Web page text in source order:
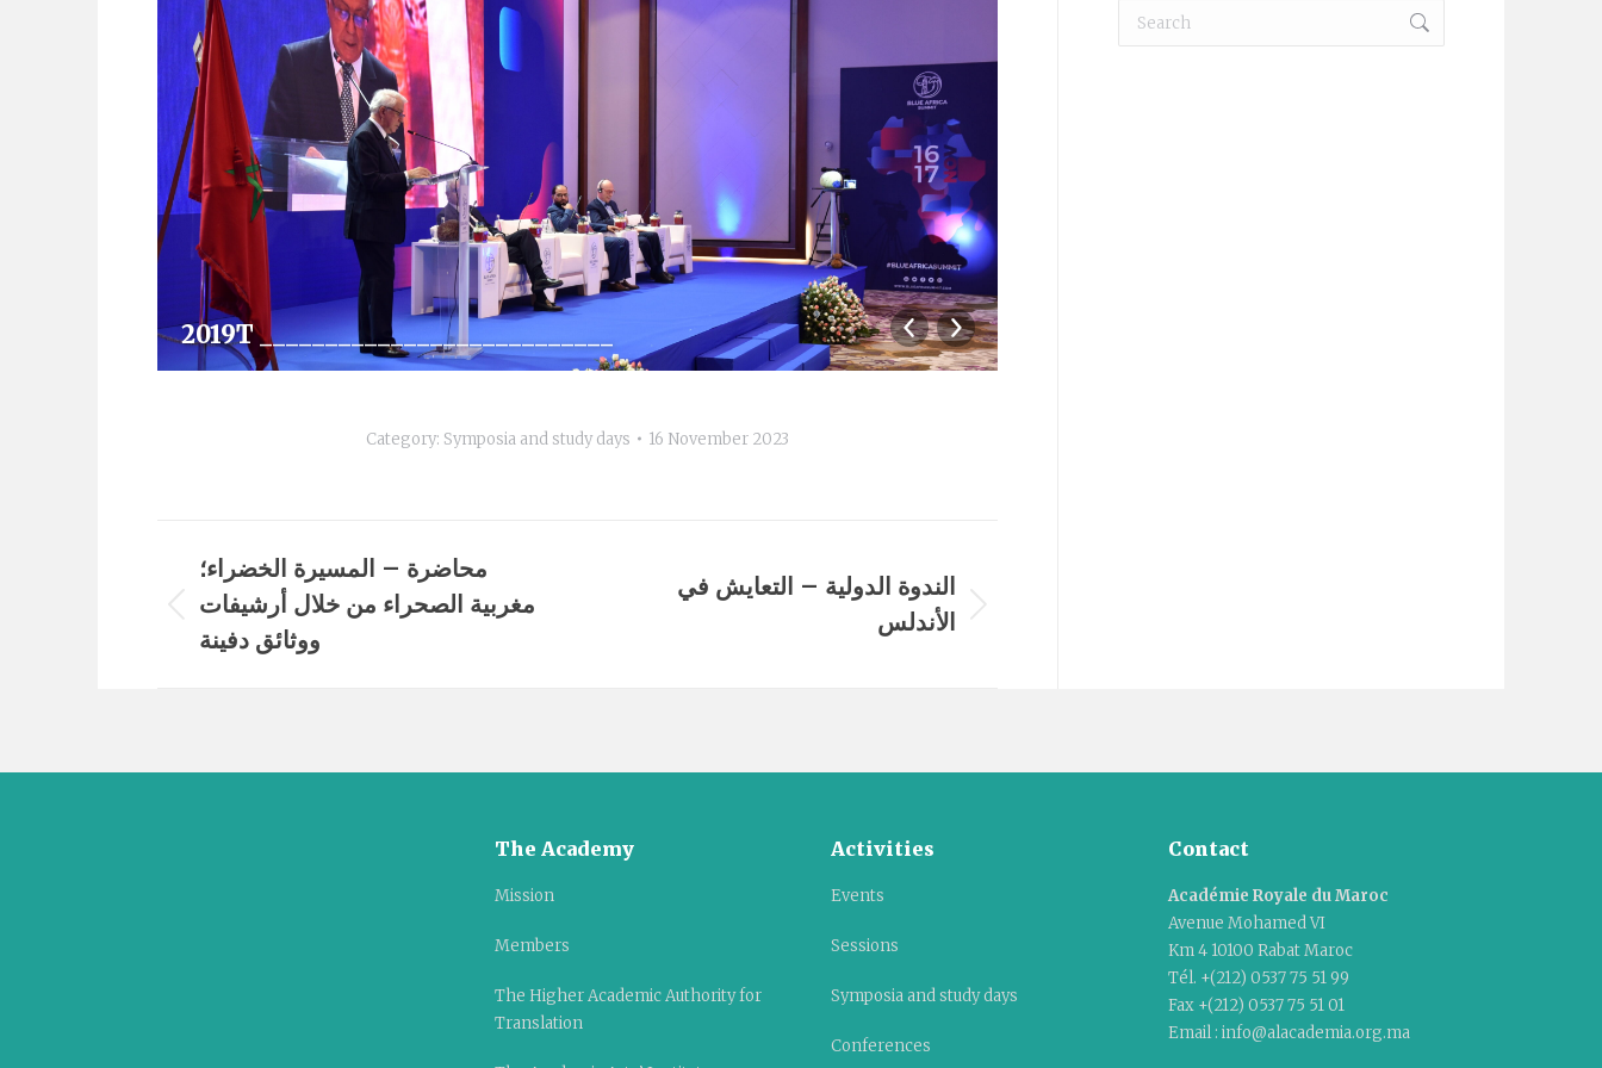
2019T ___________________________
Category: Symposia and study days 16 November 2023
Album
navigation
Previous
album:
محاضرة – المسيرة الخضراء؛
مغربية الصحراء من خلال أرشيفات
ووثائق دفينة
الندوة الدولية – التعايش في
الأندلس
Search:
The Academy
Mission
Members
The Higher Academic Authority for
Translation
Activities
Events
Sessions
Symposia and study days
Conferences
Contact
Académie Royale du Maroc
Avenue Mohamed VI
Km 4 10100 Rabat Maroc
Tél. +(212) 0537 75 51 99
Fax +(212) 0537 75 51 01
Email : info@alacademia.org.ma